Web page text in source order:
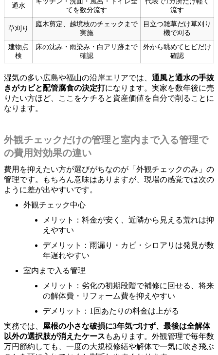
通水
てを数分流す
流す
草刈り
庭木剪定、越境枝のチェックまで
実施
目立つ雑草だけ草刈り
機で刈る
建物点
検
床の沈み・雨染み・白アリ跡まで
確認
外から眺めてヒビだけ
確認
湿気の多い広島や福山の沿岸エリアでは、 通風と通水の手抜
きがカビと配管腐食の決定打になります。実家を数年後に売
りたい方ほど、ここをケチると資産価値を自分で削ることに
なります。
外観チェックだけの管理と室内まで入る管理で
の費用対効果の違い
費用を抑えたい方が選びがちなのが「外観チェックのみ」の
管理です。もちろん意味はありますが、現場の感覚では次の
ように差が出やすいです。
外観チェック中心
メリット：料金が安く、近隣から見える荒れは抑
えやすい
デメリット：雨漏り・カビ・シロアリは発見が数
年遅れやすい
室内まで入る管理
メリット：劣化の初期段階で補修に回せる、将来
の解体費・リフォーム費を抑えやすい
デメリット：1回あたりの料金は上がる
実務では、 屋根の小さな破損に3年気づけず、最後は全解体
以外の選択肢が消えたケース もあります。外観管理で毎年数
万円節約しても、一度の大規模修繕や解体で一気に吹き飛ぶ